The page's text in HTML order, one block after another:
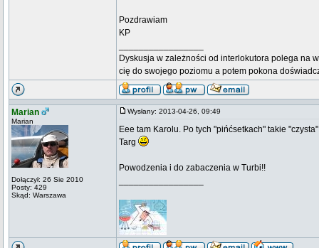
Pozdrawiam
KP
Dyskusja w zależności od interlokutora polega na
cię do swojego poziomu a potem pokona
Marian
Marian
Dołączył: 26 Sie 2010
Posty: 429
Skąd: Warszawa
Wysłany: 2013-04-26, 09:49
Eee tam Karolu. Po tych "pińćsetkach" takie
Targ
Powodzenia i do zabaczenia w Turbi!!